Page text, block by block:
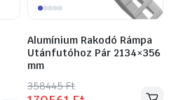
Alumínium Rakodó Rámpa
Utánfutóhoz Pár 2134×356
mm
358445Ft
Original
Current